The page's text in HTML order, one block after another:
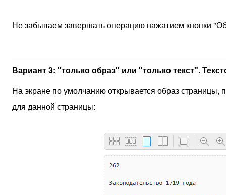
Не забываем завершать операцию нажатием кнопки
Вариант 3: "только образ" или "только текст".
На экране по умолчанию открывается образ страницы,
для данной страницы: